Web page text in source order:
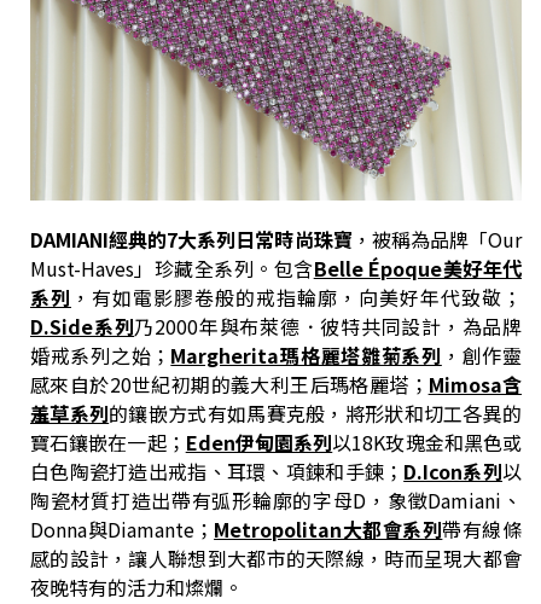
DAMIANI經典的7大系列日常時尚珠寶 ，被稱為品牌「Our
Must-Haves」珍藏全系列。包含Belle Époque美好年代
系列 ，有如電影膠卷般的戒指輪廓，向美好年代致敬；
D.Side系列乃2000年與布萊德．彼特共同設計，為品牌
婚戒系列之始； Margherita瑪格麗塔雛菊系列 ，創作靈
感來自於20世紀初期的義大利王后瑪格麗塔； Mimosa含
羞草系列的鑲嵌方式有如馬賽克般，將形狀和切工各異的
寶石鑲嵌在一起； Eden伊甸園系列以18K玫瑰金和黑色或
白色陶瓷打造出戒指、耳環、項鍊和手鍊； D.Icon系列以
陶瓷材質打造出帶有弧形輪廓的字母D，象徵Damiani、
Donna與Diamante； Metropolitan大都會系列帶有線條
感的設計，讓人聯想到大都市的天際線，時而呈現大都會
夜晚特有的活力和燦爛。